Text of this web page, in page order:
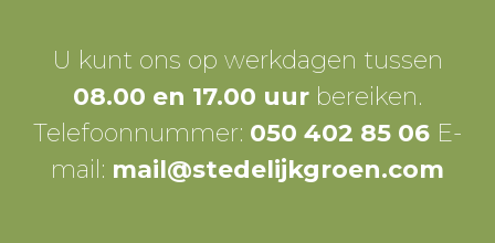
U kunt ons op werkdagen tussen
08.00 en 17.00 uur bereiken.
Telefoonnummer: 050 402 85 06 E-
mail: mail@stedelijkgroen.com